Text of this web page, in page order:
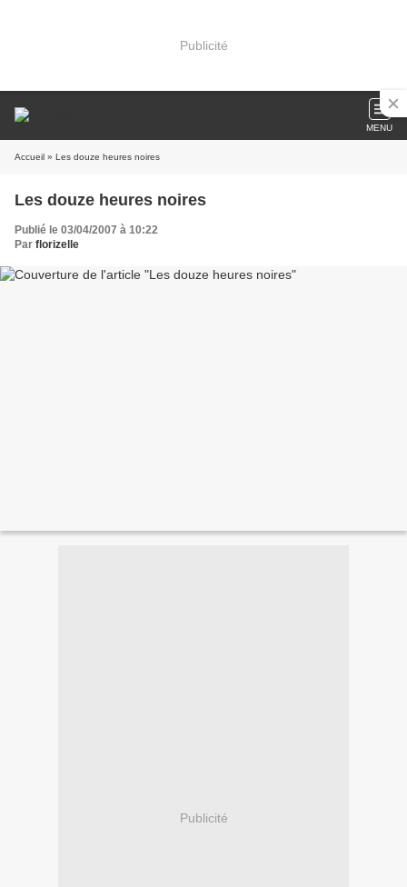
Publicité
MENU
Accueil » Les douze heures noires
Les douze heures noires
Publié le 03/04/2007 à 10:22
Par florizelle
Publicité